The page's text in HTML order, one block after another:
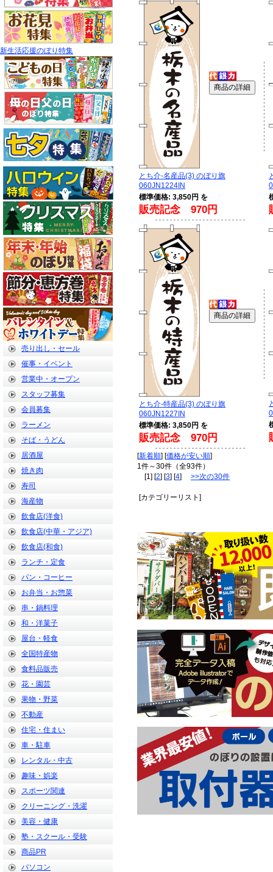
新生活応援のぼり特集
売り出し・セール
催事・イベント
営業中・オープン
スタッフ募集
会員募集
ラーメン
そば・うどん
居酒屋
焼き肉
寿司
海産物
飲食店(洋食)
飲食店(中華・アジア)
飲食店(和食)
ランチ・定食
パン・コーヒー
お弁当・お惣菜
串・鍋料理
和・洋菓子
屋台・軽食
全国特産物
食料品販売
花・園芸
果物・野菜
不動産
住宅・住まい
車・駐車
レンタル・中古
趣味・娯楽
スポーツ関連
クリーニング・洗濯
美容・健康
塾・スクール・受験
商品PR
パソコン
とち介-名産品(3) のぼり旗
060JN1224IN
標準価格: 3,850円 を
販売記念 970円
とち介-特産品(3) のぼり旗
060JN1227IN
標準価格: 3,850円 を
販売記念 970円
[新着順] [価格が安い順]
1件～30件（全93件）
[1] [2] [3] [4] >>次の30件
[カテゴリーリスト]